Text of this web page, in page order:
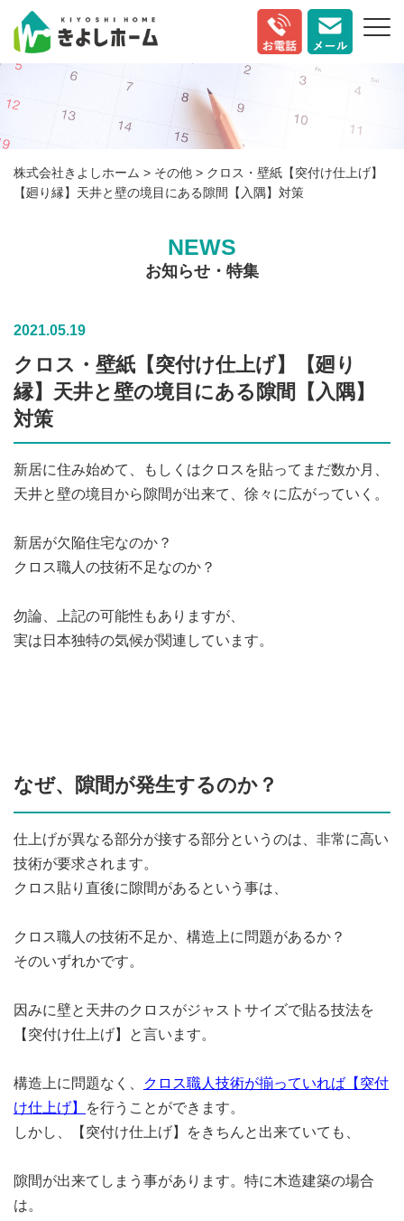
株式会社きよしホーム > その他 > クロス・壁紙【突付け仕上げ】
【廻り縁】天井と壁の境目にある隙間【入隅】対策
NEWS
お知らせ・特集
2021.05.19
クロス・壁紙【突付け仕上げ】【廻り
縁】天井と壁の境目にある隙間【入隅】
対策
新居に住み始めて、もしくはクロスを貼ってまだ数か月、
天井と壁の境目から隙間が出来て、徐々に広がっていく。
新居が欠陥住宅なのか？
クロス職人の技術不足なのか？
勿論、上記の可能性もありますが、
実は日本独特の気候が関連しています。
なぜ、隙間が発生するのか？
仕上げが異なる部分が接する部分というのは、非常に高い
技術が要求されます。
クロス貼り直後に隙間があるという事は、
クロス職人の技術不足か、構造上に問題があるか？
そのいずれかです。
因みに壁と天井のクロスがジャストサイズで貼る技法を
【突付け仕上げ】と言います。
構造上に問題なく、
クロス職人技術が揃っていれば【突付
け仕上げ】
を行うことができます。
しかし、【突付け仕上げ】をきちんと出来ていても、
隙間が出来てしまう事があります。特に木造建築の場合
は。